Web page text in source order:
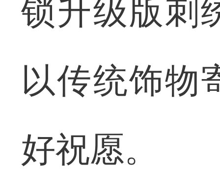
锁升级版刺
以传统饰物
好祝愿。